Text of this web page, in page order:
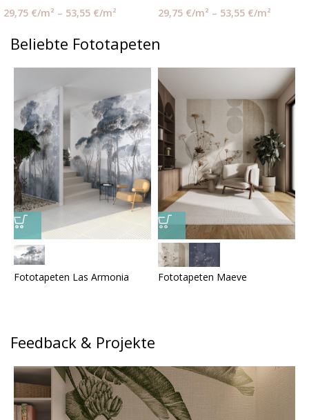
29,75 €/m² – 53,55 €/m²
29,75 €/m² – 53,55 €/m²
Beliebte Fototapeten
Fototapeten Las Armonia Fototapeten Maeve
Feedback & Projekte